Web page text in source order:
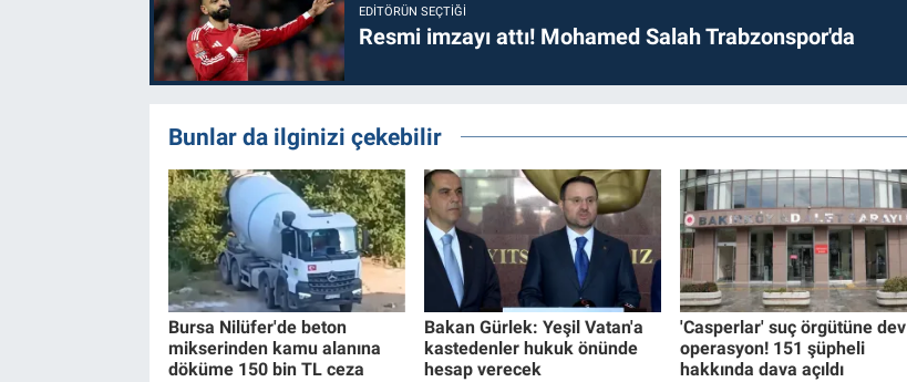
EDITÖRÜN SEÇTIĞI
Resmi imzayı attı! Mohamed Salah Trabzonspor'da
Bunlar da ilginizi çekebilir
Bursa Nilüfer'de beton
mikserinden kamu alanına
döküme 150 bin TL ceza
Bakan Gürlek: Yeşil Vatan'a
kastedenler hukuk önünde
hesap verecek
'Casperlar' suç örgütüne dev
operasyon! 151 şüpheli
hakkında dava açıldı